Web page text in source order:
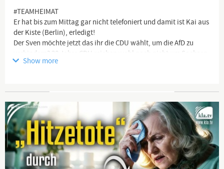
#TEAMHEIMAT
Er hat bis zum Mittag gar nicht telefoniert und damit ist Kai aus
der Kiste (Berlin), erledigt!
Der Sven möchte jetzt das ihr die CDU wählt, um die AfD zu
verhindern? 28 Jahre CDU reichen wohl noch nicht um Sachsen-
Anhalt endgültig zu ruinieren!
Channel description
🖥 YouTube Kanäle:
https://www.youtube.com/channel/UCflu...
Show more